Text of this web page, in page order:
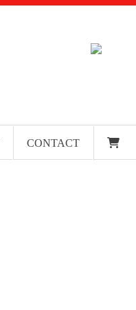
CONTACT